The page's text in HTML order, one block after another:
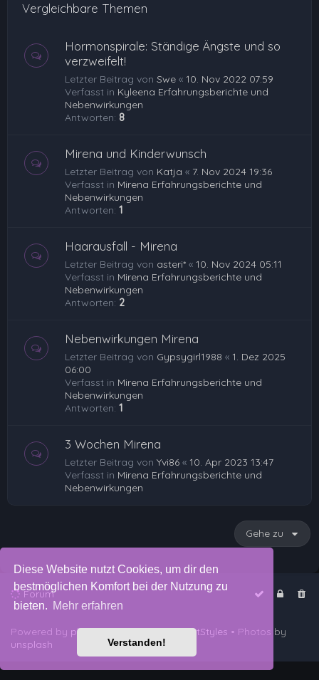
Diese Website nutzt Cookies, um dir den
bestmöglichen Komfort bei der Nutzung zu
bieten. Mehr erfahren
Verstanden!
Vergleichbare Themen
Hormonspirale: Ständige Ängste und so
verzweifelt!
Letzter Beitrag von Swe « 10. Nov 2022 07:59
Verfasst in Kyleena Erfahrungsberichte und
Nebenwirkungen
Antworten: 8
Mirena und Kinderwunsch
Letzter Beitrag von Katja « 7. Nov 2024 19:36
Verfasst in Mirena Erfahrungsberichte und
Nebenwirkungen
Antworten: 1
Haarausfall - Mirena
Letzter Beitrag von asteri* « 10. Nov 2024 05:11
Verfasst in Mirena Erfahrungsberichte und
Nebenwirkungen
Antworten: 2
Nebenwirkungen Mirena
Letzter Beitrag von Gypsygirl1988 « 1. Dez 2025
06:00
Verfasst in Mirena Erfahrungsberichte und
Nebenwirkungen
Antworten: 1
3 Wochen Mirena
Letzter Beitrag von Yvi86 « 10. Apr 2023 13:47
Verfasst in Mirena Erfahrungsberichte und
Nebenwirkungen
Gehe zu
Forum
Powered by phpBB™• Design byPlanetStyles • Photos by
unsplash